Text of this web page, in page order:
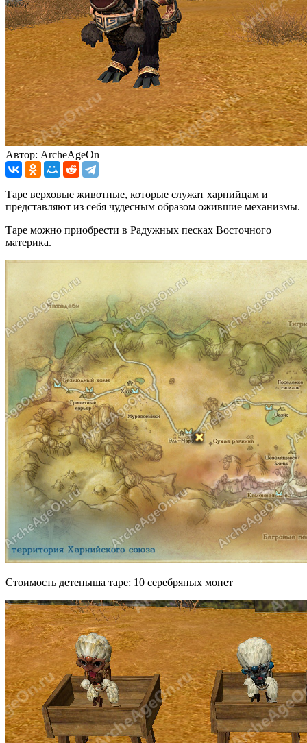
Автор: ArcheAgeOn
Таре верховые животные, которые служат харнийцам и
представляют из себя чудесным образом ожившие механизмы.
Таре можно приобрести в Радужных песках Восточного
материка.
Стоимость детеныша таре: 10 серебряных монет